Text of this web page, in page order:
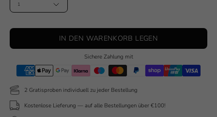
1
IN DEN WARENKORB LEGEN
Sichere Zahlung mit
2 Gratisproben individuell zu jeder Bestellung
Kostenlose Lieferung — auf alle Bestellungen über €100!